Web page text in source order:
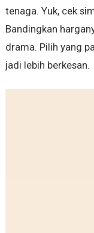
tenaga. Yuk, cek
Bandingkan
drama. Pilih yang
jadi lebih berkesan.